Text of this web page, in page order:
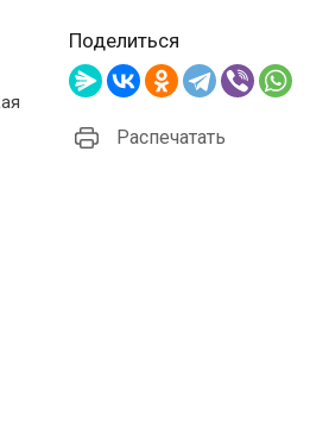
Поделиться
Распечатать